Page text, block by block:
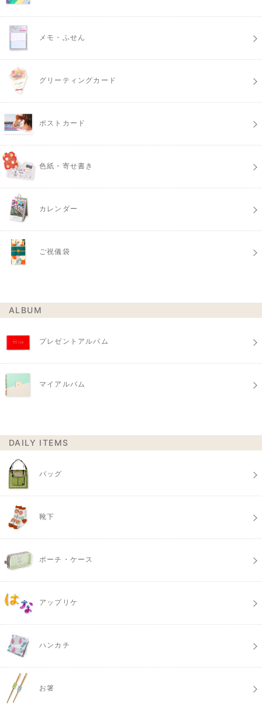
メモ・ふせん
グリーティングカード
ポストカード
色紙・寄せ書き
カレンダー
ご祝儀袋
ALBUM
プレゼントアルバム
マイアルバム
DAILY ITEMS
バッグ
靴下
ポーチ・ケース
アップリケ
ハンカチ
お箸